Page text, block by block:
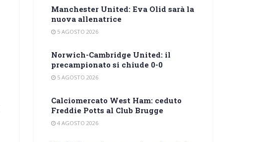
Manchester United: Eva Olid sarà la
nuova allenatrice
5 AGOSTO 2026
Norwich-Cambridge United: il
precampionato si chiude 0-0
5 AGOSTO 2026
Calciomercato West Ham: ceduto
Freddie Potts al Club Brugge
4 AGOSTO 2026